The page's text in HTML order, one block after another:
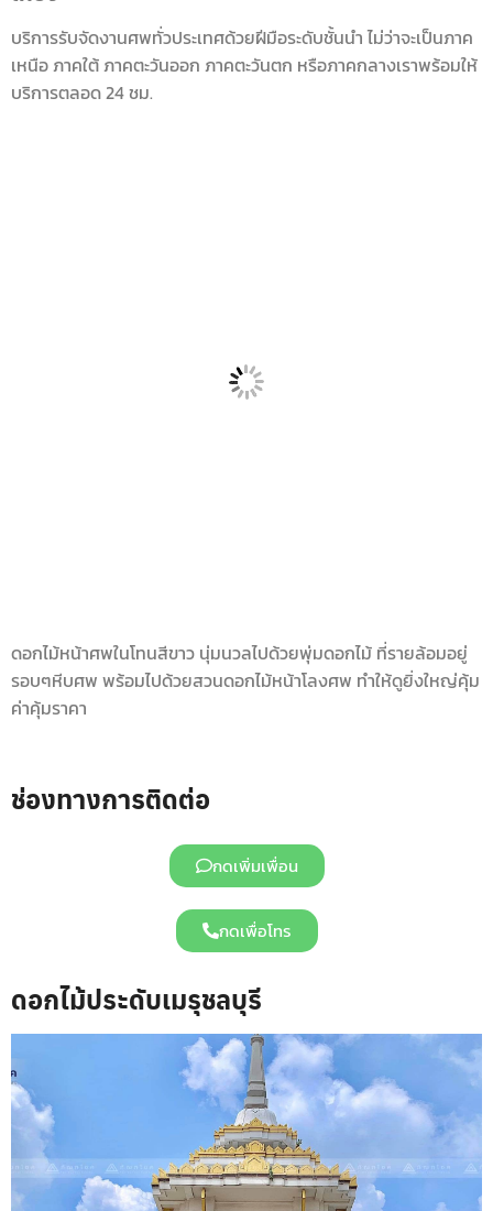
บริการรับจัดงานศพทั่วประเทศด้วยฝีมือระดับชั้นนำ ไม่ว่าจะเป็นภาค
เหนือ ภาคใต้ ภาคตะวันออก ภาคตะวันตก หรือภาคกลางเราพร้อมให้
บริการตลอด 24 ชม.
ดอกไม้หน้าศพในโทนสีขาว นุ่มนวลไปด้วยพุ่มดอกไม้ ที่รายล้อมอยู่
รอบๆหีบศพ พร้อมไปด้วยสวนดอกไม้หน้าโลงศพ ทำให้ดูยิ่งใหญ่คุ้ม
ค่าคุ้มราคา
ช่องทางการติดต่อ
กดเพิ่มเพื่อน
กดเพื่อโทร
ดอกไม้ประดับเมรุชลบุรี